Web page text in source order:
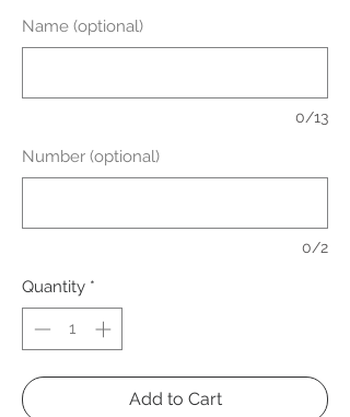
Name (optional)
0/13
Number (optional)
0/2
Quantity *
Add to Cart